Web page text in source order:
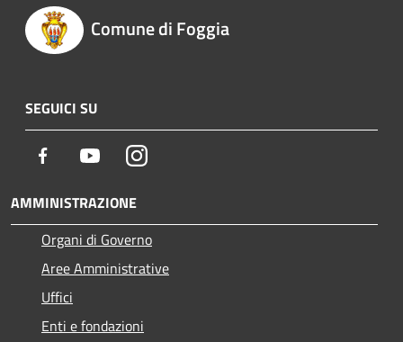
Comune di Foggia
SEGUICI SU
Facebook YoutubeInstagram
AMMINISTRAZIONE
Organi di Governo
Aree Amministrative
Uffici
Enti e fondazioni